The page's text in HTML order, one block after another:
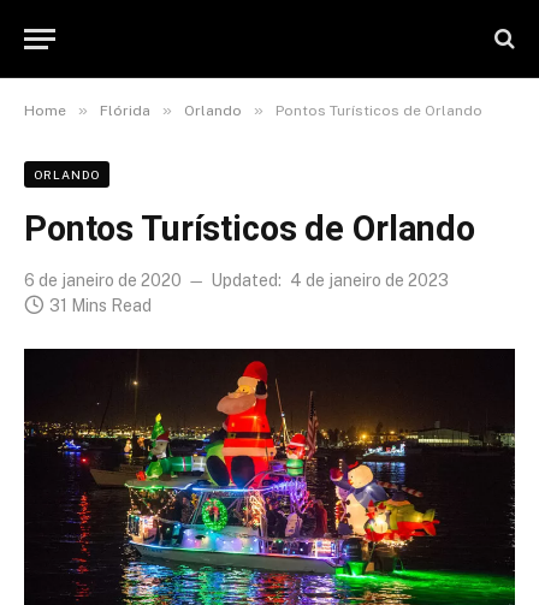
Home » Flórida » Orlando » Pontos Turísticos de Orlando
ORLANDO
Pontos Turísticos de Orlando
6 de janeiro de 2020 Updated: 4 de janeiro de 2023
31 Mins Read